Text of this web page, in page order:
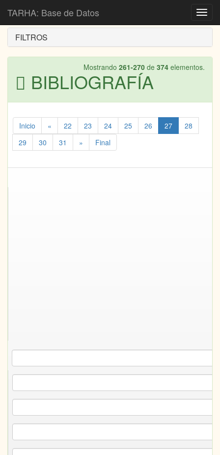
TARHA: Base de Datos
Inicio Bibliografía
FILTROS
Mostrando 261-270 de 374 elementos.
BIBLIOGRAFÍA
Inicio « 22 23 24 25 26 27
28
29
30 31 » Final